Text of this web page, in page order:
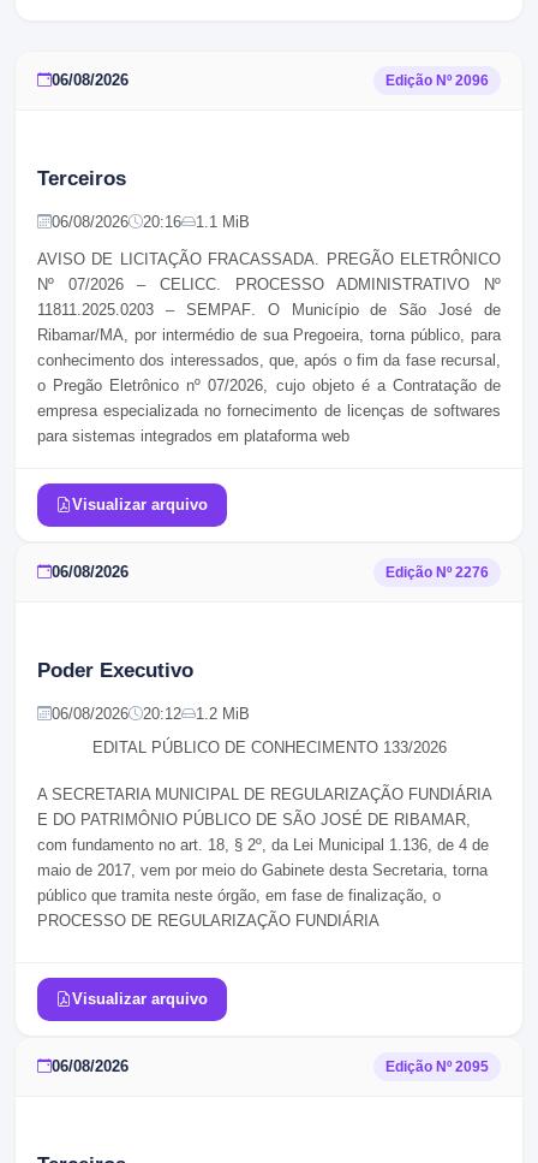
06/08/2026 Edição Nº2096
Terceiros
06/08/2026 20:16 1.1 MiB
AVISO DE LICITAÇÃO FRACASSADA. PREGÃO ELETRÔNICO
Nº 07/2026 – CELICC. PROCESSO ADMINISTRATIVO Nº
11811.2025.0203 – SEMPAF. O Município de São José de
Ribamar/MA, por intermédio de sua Pregoeira, torna público, para
conhecimento dos interessados, que, após o fim da fase recursal,
o Pregão Eletrônico nº 07/2026, cujo objeto é a Contratação de
empresa especializada no fornecimento de licenças de softwares
para sistemas integrados em plataforma web
Visualizar arquivo
06/08/2026 Edição Nº2276
Poder Executivo
06/08/2026 20:12 1.2 MiB
EDITAL PÚBLICO DE CONHECIMENTO 133/2026
A SECRETARIA MUNICIPAL DE REGULARIZAÇÃO FUNDIÁRIA
E DO PATRIMÔNIO PÚBLICO DE SÃO JOSÉ DE RIBAMAR,
com fundamento no art. 18, § 2º, da Lei Municipal 1.136, de 4 de
maio de 2017, vem por meio do Gabinete desta Secretaria, torna
público que tramita neste órgão, em fase de finalização, o
PROCESSO DE REGULARIZAÇÃO FUNDIÁRIA
Visualizar arquivo
06/08/2026 Edição Nº2095